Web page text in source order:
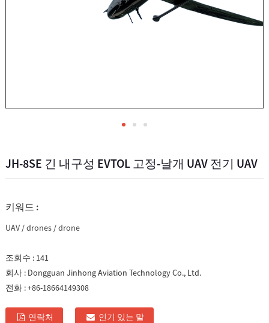
JH-8SE 긴 내구성 EVTOL 고정-날개 UAV 전기 UAV
키워드 :
UAV/drones/drone
조회수 : 141
회사 : Dongguan Jinhong Aviation Technology Co., Ltd.
전화 :+86-18664149308
연락처 인기 있는 말